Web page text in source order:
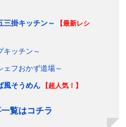
三掛キッチン～
【最新レシ
キッチン～
ェフおかず道場～
風そうめん
【超人気！】
覧はコチラ